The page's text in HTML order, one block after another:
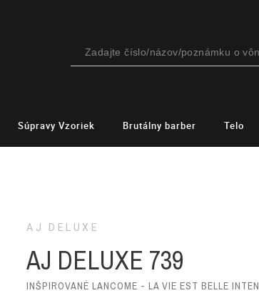
Súpravy Vzoriek Brutálny barber Telo
AJ DELUXE
AJ DELUXE 739
INŠPIROVANÉ LANCOME - LA VIE EST BELLE